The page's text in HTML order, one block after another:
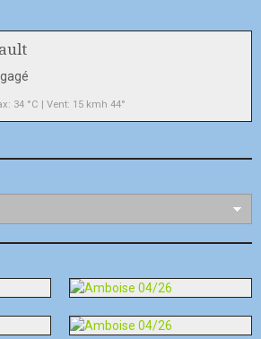
34 °C | Vent: 15 kmh 44°